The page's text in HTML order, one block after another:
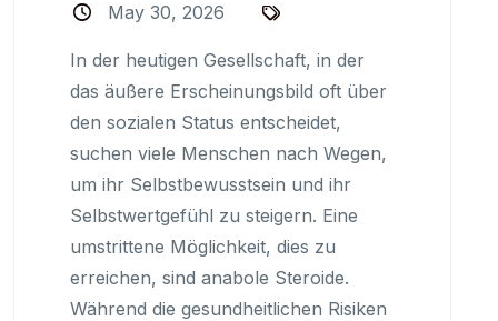
May 30, 2026
In der heutigen Gesellschaft, in der
das äußere Erscheinungsbild oft über
den sozialen Status entscheidet,
suchen viele Menschen nach Wegen,
um ihr Selbstbewusstsein und ihr
Selbstwertgefühl zu steigern. Eine
umstrittene Möglichkeit, dies zu
erreichen, sind anabole Steroide.
Während die gesundheitlichen Risiken